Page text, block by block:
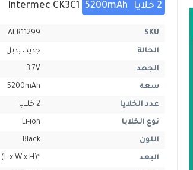
2 خلايا 5200mAh
SKU
AER11299
الحالة جديد، بديل
الجهد 3.7V
سعة 5200mAh
عدد الخلايا 2 خلايا
نوع الخلايا Li-ion
اللون Black
البعد *mm (L x W x H)